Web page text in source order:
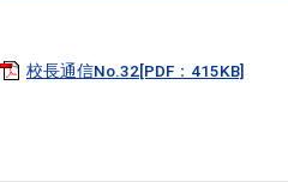
校長通信No.32[PDF：415KB]